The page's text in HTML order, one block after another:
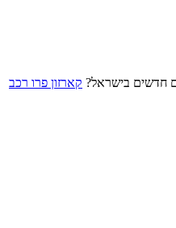
חדשים בישראל? קארזון פרו רכב